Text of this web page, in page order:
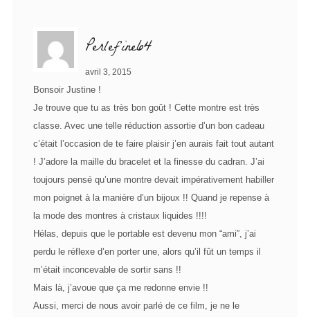
Perlefine64
avril 3, 2015
Bonsoir Justine !
Je trouve que tu as très bon goût ! Cette montre est très
classe. Avec une telle réduction assortie d’un bon cadeau
c’était l’occasion de te faire plaisir j’en aurais fait tout autant
! J’adore la maille du bracelet et la finesse du cadran. J’ai
toujours pensé qu’une montre devait impérativement habiller
mon poignet à la manière d’un bijoux !! Quand je repense à
la mode des montres à cristaux liquides !!!!
Hélas, depuis que le portable est devenu mon “ami”, j’ai
perdu le réflexe d’en porter une, alors qu’il fût un temps il
m’était inconcevable de sortir sans !!
Mais là, j’avoue que ça me redonne envie !!
Aussi, merci de nous avoir parlé de ce film, je ne le